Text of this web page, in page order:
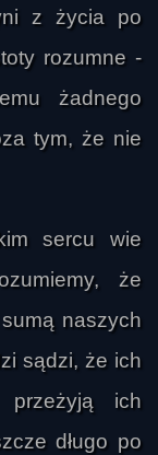
z życia po
rozumne -
żadnego
tym, że nie
sercu wie
że
naszych
sądzi, że ich
ich
długo po